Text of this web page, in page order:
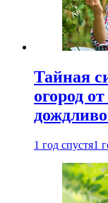
Тайная
огород
1 год спустя1